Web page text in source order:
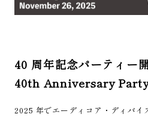
40 周年記念パーティー
40th Anniversary
2025 年でエーディコア・ディバイ